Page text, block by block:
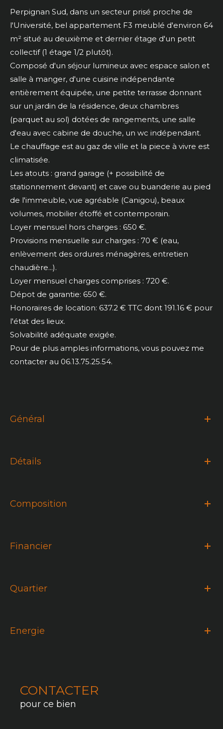
Perpignan Sud, dans un secteur prisé proche de
l'Université, bel appartement F3 meublé d'environ 64
m² situé au deuxième et dernier étage d'un petit
collectif (1 étage 1/2 plutôt).
Composé d'un séjour lumineux avec espace salon et
salle à manger, d'une cuisine indépendante
entièrement équipée, une petite terrasse donnant
sur un jardin de la résidence, deux chambres
(parquet au sol) dotées de rangements, une salle
d'eau avec cabine de douche, un wc indépendant.
Le chauffage est au gaz de ville et la piece à vivre est
climatisée.
Les atouts : grand garage (+ possibilité de
stationnement devant) et cave ou buanderie au pied
de l'immeuble, vue agréable (Canigou), beaux
volumes, mobilier étoffé et contemporain.
Loyer mensuel hors charges : 650 €.
Provisions mensuelle sur charges : 70 € (eau,
enlèvement des ordures ménagères, entretien
chaudière...).
Loyer mensuel charges comprises : 720 €.
Dépot de garantie: 650 €.
Honoraires de location: 637.2 € TTC dont 191.16 € pour
l'état des lieux.
Solvabilité adéquate exigée.
Pour de plus amples informations, vous pouvez me
contacter au 06.13.75.25.54.
Général
Détails
Composition
Financier
Quartier
Energie
CONTACTER
pour ce bien